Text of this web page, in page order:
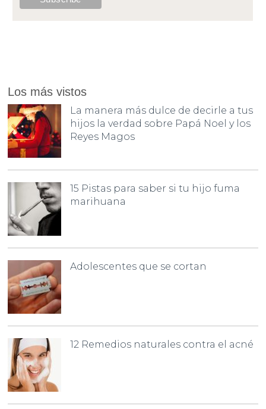
Los más vistos
La manera más dulce de decirle a tus
hijos la verdad sobre Papá Noel y los
Reyes Magos
15 Pistas para saber si tu hijo fuma
marihuana
Adolescentes que se cortan
12 Remedios naturales contra el acné